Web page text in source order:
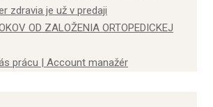
zdravia je už v predaji
OD ZALOŽENIA ORTOPEDICKEJ
prácu | Account manažér